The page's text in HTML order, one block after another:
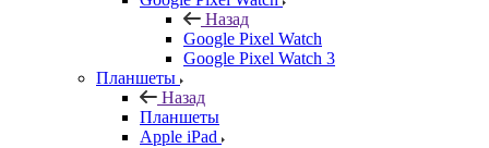
Назад
Google Pixel Watch
Google Pixel Watch 3
Планшеты
Назад
Планшеты
Apple iPad